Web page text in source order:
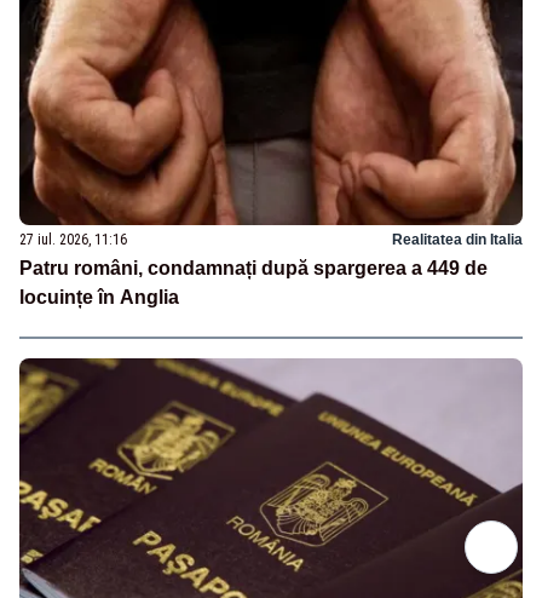
27 iul. 2026, 11:16 Realitatea din Italia
Patru români, condamnați după spargerea a 449 de
locuințe în Anglia